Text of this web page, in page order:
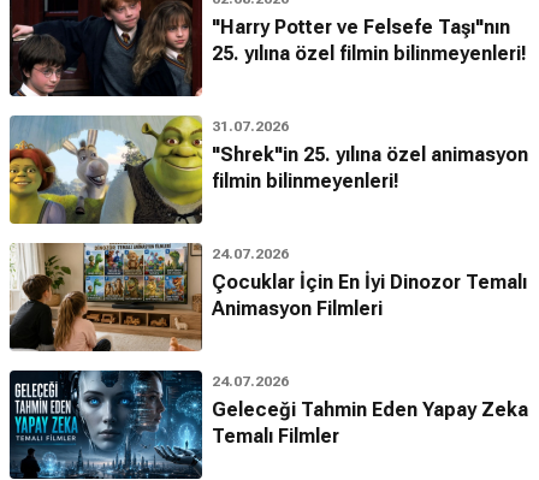
"Harry Potter ve Felsefe Taşı"nın
25. yılına özel filmin bilinmeyenleri!
31.07.2026
"Shrek"in 25. yılına özel animasyon
filmin bilinmeyenleri!
24.07.2026
Çocuklar İçin En İyi Dinozor Temalı
Animasyon Filmleri
24.07.2026
Geleceği Tahmin Eden Yapay Zeka
Temalı Filmler